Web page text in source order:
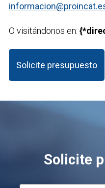
O visitándonos en:
Solicite presupuesto
Solicite